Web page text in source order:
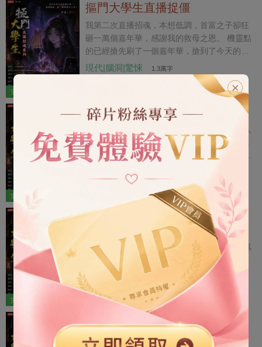
完結
摳門大學生直播捉僵
我第二次直播招魂，本想低調，首富之子卻狂
砸一萬個嘉年華，感謝我的救母之恩。 機靈點
的已經搶先刷了一個嘉年華，搶到了今天的招
魂名額。 「大師，我不想招魂，我想要找一個
失蹤五年的人，你能幫我算一算嗎？」 我讓對
方提供生辰八字，當看完那個生辰八字，我惋
惜： 「這個八字的主人，不是失蹤，而是已經
犧牲了……」 八字純陰者，千人亂葬處，墳前
了……
現代|腦洞|驚悚 1.3萬字
完結
摳門大學生擺攤鬥鬼
前兩次直播招魂出師不利，幹了兩票大的。 人
太出名沒好事，我乾脆停了直播，跑到天橋底
下擺攤算卦。 一卦一萬塊，我以為這下肯定沒
大鱷來到我攤位前，他把全身僅剩的一萬塊轉
給我，讓我給他算一卦。 我一看，嚯，又來了
票大的！ 傷官喜用神，五鬼搬運術，敗財桃花
劫，命喪美人懷。 兄弟，你離死不遠啦！
現代|腦洞|驚悚
完結
直播鬼屋人皮雨傘
我直播招魂，連線到幾個明星的鬼屋探險直
播。 他們開我玩笑：「大師你看一下我們在鬼
屋裡找到的這把油紙傘，這裡面有沒有鬼？」
我看著在他們身後重復喊著「把傘還我」的女
鬼，面色大變。 「那是鬼的人皮血傘，快還給
她……」
現代|腦洞|驚悚
5
直播招魂鬥法中
我直播招魂連線到一個同行，他上來就說要跟